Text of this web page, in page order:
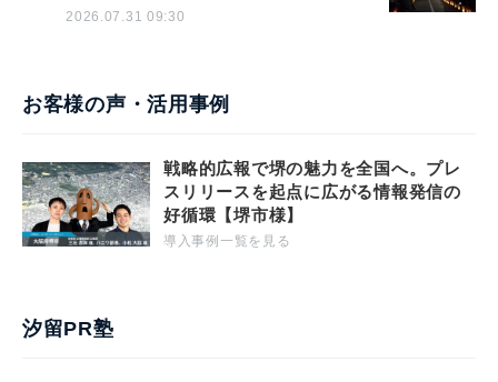
2026.07.31 09:30
お客様の声・活用事例
戦略的広報で堺の魅力を全国へ。プレ
スリリースを起点に広がる情報発信の
好循環【堺市様】
導入事例一覧を見る
汐留PR塾